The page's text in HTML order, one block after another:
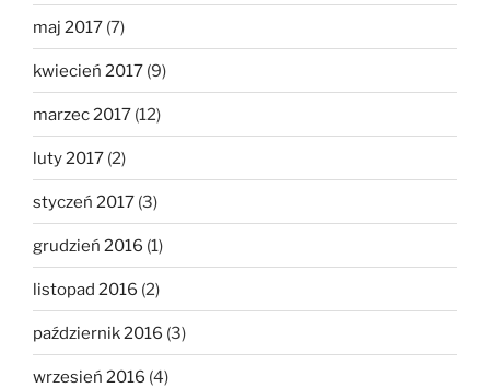
maj 2017 (7)
kwiecień 2017 (9)
marzec 2017 (12)
luty 2017 (2)
styczeń 2017 (3)
grudzień 2016 (1)
listopad 2016 (2)
październik 2016 (3)
wrzesień 2016 (4)